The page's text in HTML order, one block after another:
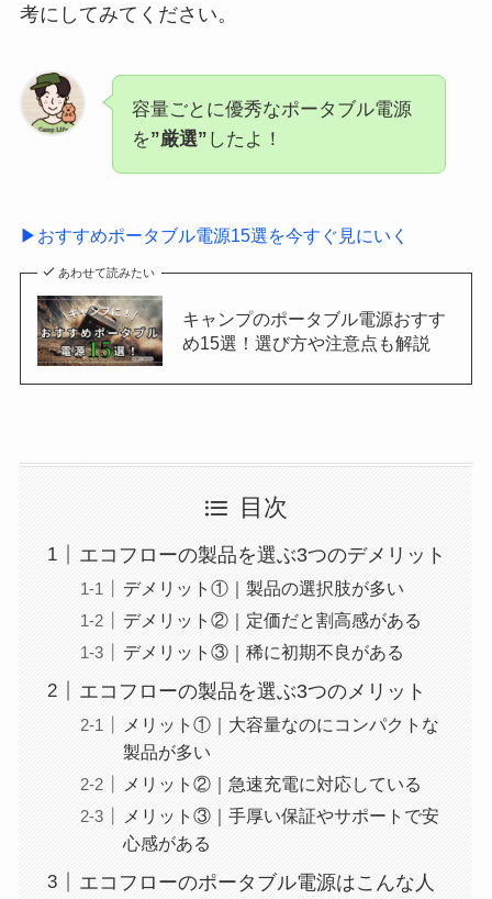
考にしてみてください。
容量ごとに優秀なポータブル電源
を”厳選” したよ！
▶おすすめポータブル電源15選を今すぐ見にいく
あわせて読みたい
キャンプのポータブル電源おすす
め15選！選び方や注意点も解説
目次
エコフローの製品を選ぶ3つのデメリット
デメリット①｜製品の選択肢が多い
デメリット②｜定価だと割高感がある
デメリット③｜稀に初期不良がある
エコフローの製品を選ぶ3つのメリット
メリット①｜大容量なのにコンパクトな
製品が多い
メリット②｜急速充電に対応している
メリット③｜手厚い保証やサポートで安
心感がある
エコフローのポータブル電源はこんな人